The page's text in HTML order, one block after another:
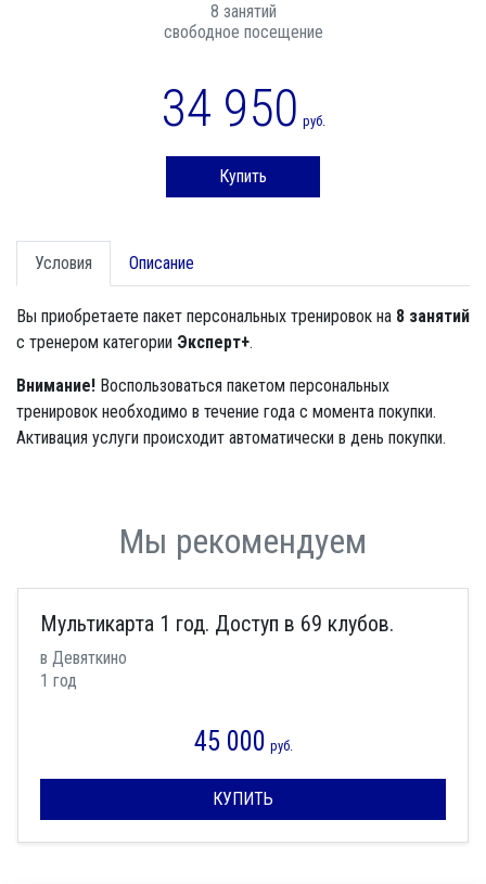
8 занятий
свободное посещение
34 950 руб.
Купить
Условия Описание
Вы приобретаете пакет персональных тренировок на 8 занятий
с тренером категории Эксперт+.
Внимание! Воспользоваться пакетом персональных
тренировок необходимо в течение года с момента покупки.
Активация услуги происходит автоматически в день покупки.
Мы рекомендуем
Мультикарта 1 год. Доступ в 69 клубов.
в Девяткино
1 год
45 000 руб.
КУПИТЬ